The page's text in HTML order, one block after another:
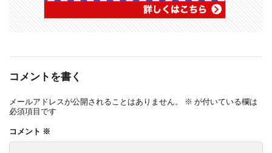
コメントを書く
メールアドレスが公開されることはありません。 ※ が付いている欄は
必須項目です
コメント ※